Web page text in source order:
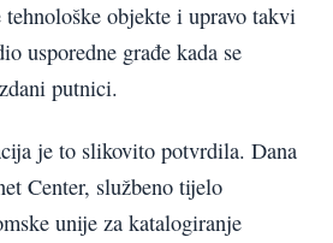
objekte i upravo takvi
usporedne građe kada se
putnici.
je to slikovito potvrdila. Dana
Center, službeno tijelo
unije za katalogiranje